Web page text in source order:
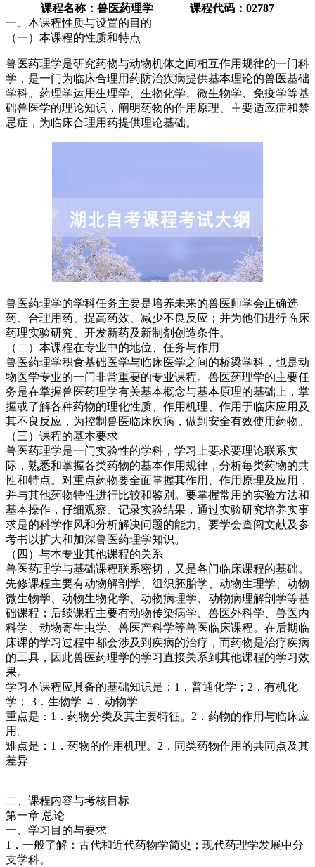
课程名称：兽医药理学 课程代码：02787
一、本课程性质与设置的目的
（一）本课程的性质和特点
兽医药理学是研究药物与动物机体之间相互作用规律的一门科
学，是一门为临床合理用药防治疾病提供基本理论的兽医基础
学科。药理学运用生理学、生物化学、微生物学、免疫学等基
础兽医学的理论知识，阐明药物的作用原理、主要适应症和禁
忌症，为临床合理用药提供理论基础。
兽医药理学的学科任务主要是培养未来的兽医师学会正确选
药、合理用药、提高药效、减少不良反应；并为他们进行临床
药理实验研究、开发新药及新制剂创造条件。
（二）本课程在专业中的地位、任务与作用
兽医药理学积食基础医学与临床医学之间的桥梁学科，也是动
物医学专业的一门非常重要的专业课程。兽医药理学的主要任
务是在掌握兽医药理学有关基本概念与基本原理的基础上，掌
握或了解各种药物的理化性质、作用机理、作用于临床应用及
其不良反应，为控制兽医临床疾病，做到安全有效使用药物。
（三）课程的基本要求
兽医药理学是一门实验性的学科，学习上要求要理论联系实
际，熟悉和掌握各类药物的基本作用规律，分析每类药物的共
性和特点。对重点药物要全面掌握其作用、作用原理及应用，
并与其他药物特性进行比较和鉴别。要掌握常用的实验方法和
基本操作，仔细观察、记录实验结果，通过实验研究培养实事
求是的科学作风和分析解决问题的能力。要学会查阅文献及参
考书以扩大和加深兽医药理学知识。
（四）与本专业其他课程的关系
兽医药理学与基础课程联系密切，又是各门临床课程的基础。
先修课程主要有动物解剖学、组织胚胎学、动物生理学、动物
微生物学、动物生物化学、动物病理学、动物病理解剖学等基
础课程；后续课程主要有动物传染病学、兽医外科学、兽医内
科学、动物寄生虫学、兽医产科学等兽医临床课程。在后期临
床课的学习过程中都会涉及到疾病的治疗，而药物是治疗疾病
的工具，因此兽医药理学的学习直接关系到其他课程的学习效
果。
学习本课程应具备的基础知识是：1．普通化学；2．有机化
学； 3．生物学 4．动物学
重点是：1．药物分类及其主要特征。2．药物的作用与临床应
用。
难点是：1．药物的作用机理。2．同类药物作用的共同点及其
差异
二、课程内容与考核目标
第一章 总论
一、学习目的与要求
1．一般了解：古代和近代药物学简史；现代药理学发展中分
支学科。